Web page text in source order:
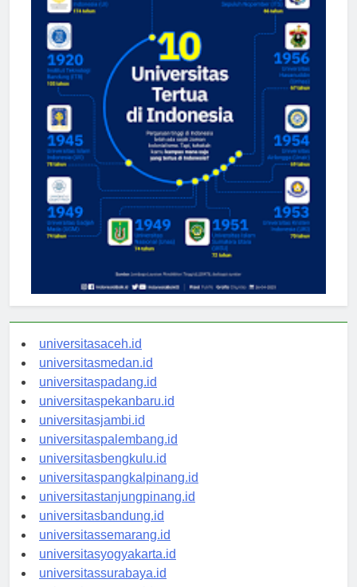
universitasaceh.id
universitasmedan.id
universitaspadang.id
universitaspekanbaru.id
universitasjambi.id
universitaspalembang.id
universitasbengkulu.id
universitaspangkalpinang.id
universitastanjungpinang.id
universitasbandung.id
universitassemarang.id
universitasyogyakarta.id